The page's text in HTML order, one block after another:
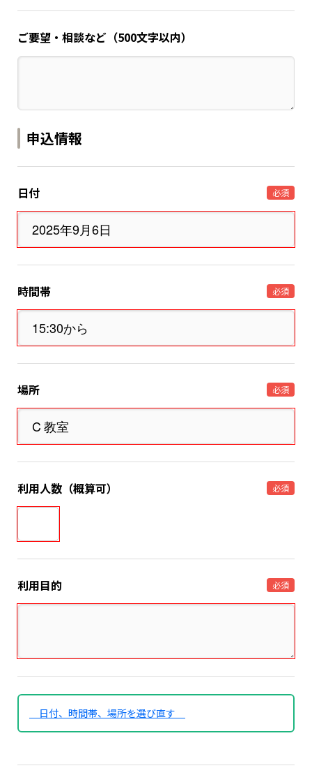
ご要望・相談など（500文字以内）
申込情報
日付 必須
時間帯 必須
場所 必須
利用人数（概算可） 必須
利用目的 必須
日付、時間帯、場所を選び直す